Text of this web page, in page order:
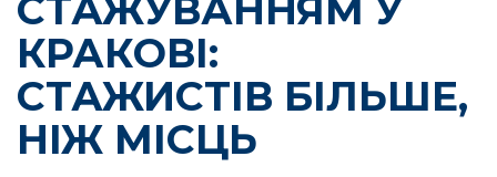
КРАКОВІ:
СТАЖИСТІВ БІЛЬШЕ,
НІЖ МІСЦЬ